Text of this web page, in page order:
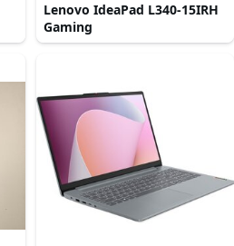
Lenovo IdeaPad L340-15IRH
Gaming